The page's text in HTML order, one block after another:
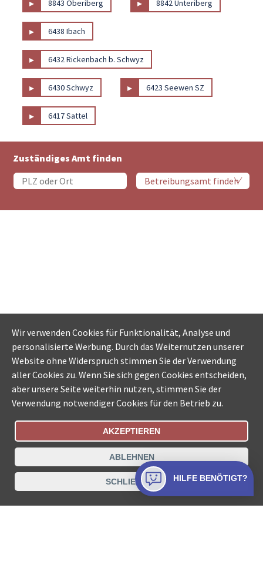
▸ 8843 Oberiberg ▸ 8842 Unteriberg
▸ 6438 Ibach
▸ 6432 Rickenbach b. Schwyz
▸ 6430 Schwyz ▸ 6423 Seewen SZ
▸ 6417 Sattel
Zuständiges Amt finden
Bestellungsstatus Ämtersuche der Schweiz
Datenschutz Impressum Nutzungsbestimmungen
Kontakt
Wir verwenden Cookies für Funktionalität, Analyse und
personalisierte Werbung. Durch das Weiternutzen unserer
Website ohne Widerspruch stimmen Sie der Verwendung
aller Cookies zu. Wenn Sie sich gegen Cookies entscheiden,
aber unsere Seite weiterhin nutzen, stimmen Sie der
Verwendung notwendiger Cookies für den Betrieb zu.
AKZEPTIEREN
ABLEHNEN
SCHLIESSEN HILFE BENÖTIGT?